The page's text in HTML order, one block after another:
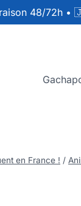
48/72h •
en France ! /